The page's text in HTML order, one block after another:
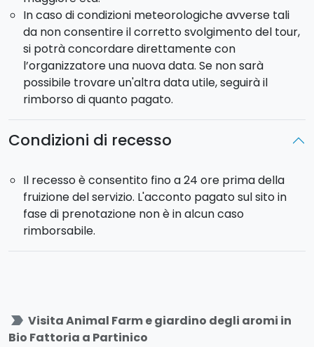
In caso di condizioni meteorologiche avverse tali
da non consentire il corretto svolgimento del tour,
si potrà concordare direttamente con
l’organizzatore una nuova data. Se non sarà
possibile trovare un'altra data utile, seguirà il
rimborso di quanto pagato.
Condizioni di recesso
Il recesso è consentito fino a 24 ore prima della
fruizione del servizio. L'acconto pagato sul sito in
fase di prenotazione non è in alcun caso
rimborsabile.
label_important Visita Animal Farm e giardino degli aromi in
Bio Fattoria a Partinico